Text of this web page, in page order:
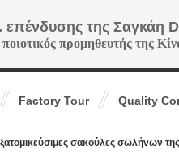
επένδυσης της Σαγκάη
προμηθευτής της
Factory Tour Quality
σακούλες σωλήνων